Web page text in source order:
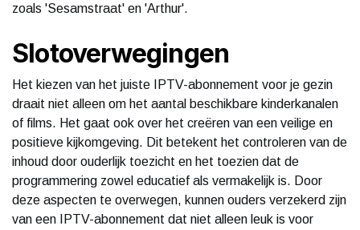
zoals 'Sesamstraat' en 'Arthur'.
Slotoverwegingen
Het kiezen van het juiste IPTV-abonnement voor je gezin
draait niet alleen om het aantal beschikbare kinderkanalen
of films. Het gaat ook over het creëren van een veilige en
positieve kijkomgeving. Dit betekent het controleren van de
inhoud door ouderlijk toezicht en het toezien dat de
programmering zowel educatief als vermakelijk is. Door
deze aspecten te overwegen, kunnen ouders verzekerd zijn
van een IPTV-abonnement dat niet alleen leuk is voor